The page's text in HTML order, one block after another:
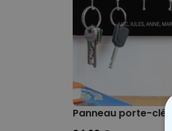
Panneau porte-